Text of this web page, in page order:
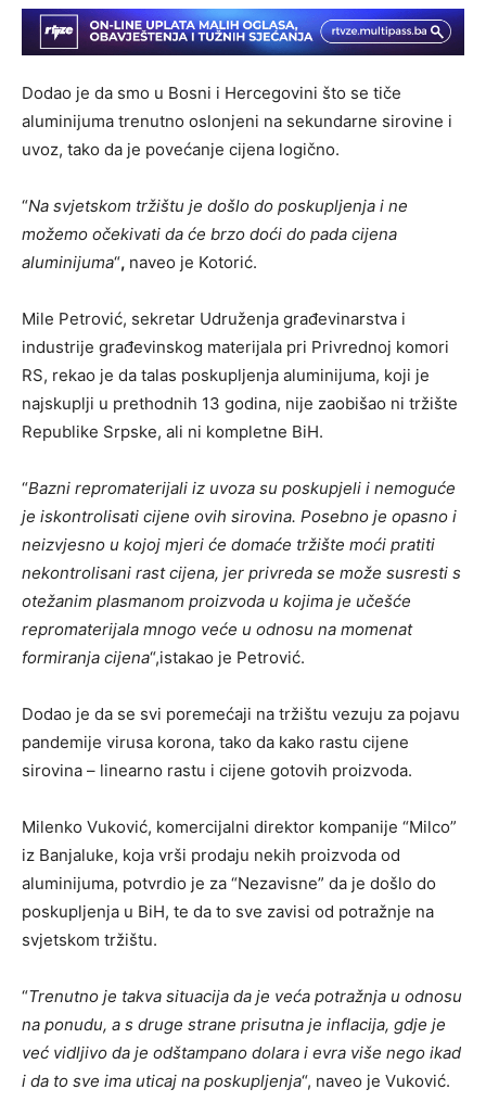
Dodao je da smo u Bosni i Hercegovini što se tiče
aluminijuma trenutno oslonjeni na sekundarne sirovine i
uvoz, tako da je povećanje cijena logično.
“Na svjetskom tržištu je došlo do poskupljenja i ne
možemo očekivati da će brzo doći do pada cijena
aluminijuma“, naveo je Kotorić.
Mile Petrović, sekretar Udruženja građevinarstva i
industrije građevinskog materijala pri Privrednoj komori
RS, rekao je da talas poskupljenja aluminijuma, koji je
najskuplji u prethodnih 13 godina, nije zaobišao ni tržište
Republike Srpske, ali ni kompletne BiH.
“Bazni repromaterijali iz uvoza su poskupjeli i nemoguće
je iskontrolisati cijene ovih sirovina. Posebno je opasno i
neizvjesno u kojoj mjeri će domaće tržište moći pratiti
nekontrolisani rast cijena, jer privreda se može susresti s
otežanim plasmanom proizvoda u kojima je učešće
repromaterijala mnogo veće u odnosu na momenat
formiranja cijena“,istakao je Petrović.
Dodao je da se svi poremećaji na tržištu vezuju za pojavu
pandemije virusa korona, tako da kako rastu cijene
sirovina – linearno rastu i cijene gotovih proizvoda.
Milenko Vuković, komercijalni direktor kompanije “Milco”
iz Banjaluke, koja vrši prodaju nekih proizvoda od
aluminijuma, potvrdio je za “Nezavisne” da je došlo do
poskupljenja u BiH, te da to sve zavisi od potražnje na
svjetskom tržištu.
“Trenutno je takva situacija da je veća potražnja u odnosu
na ponudu, a s druge strane prisutna je inflacija, gdje je
već vidljivo da je odštampano dolara i evra više nego ikad
i da to sve ima uticaj na poskupljenja“, naveo je Vuković.